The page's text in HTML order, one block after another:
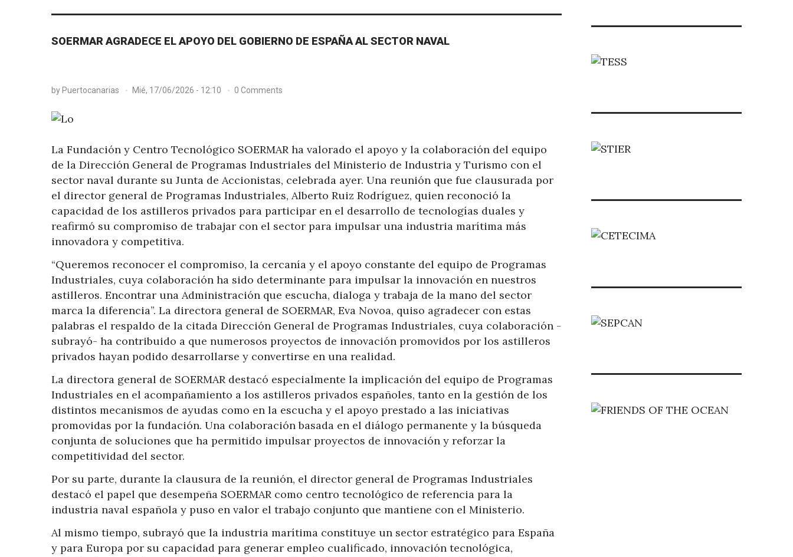
SOERMAR AGRADECE EL APOYO DEL GOBIERNO DE ESPAÑA AL SECTOR NAVAL
by Puertocanarias Mié, 17/06/2026 - 12:10 0 Comments
La Fundación y Centro Tecnológico SOERMAR ha valorado el apoyo y la colaboración del equipo
de la Dirección General de Programas Industriales del Ministerio de Industria y Turismo con el
sector naval durante su Junta de Accionistas, celebrada ayer. Una reunión que fue clausurada por
el director general de Programas Industriales, Alberto Ruiz Rodríguez, quien reconoció la
capacidad de los astilleros privados para participar en el desarrollo de tecnologías duales y
reafirmó su compromiso de trabajar con el sector para impulsar una industria marítima más
innovadora y competitiva.
“Queremos reconocer el compromiso, la cercanía y el apoyo constante del equipo de Programas
Industriales, cuya colaboración ha sido determinante para impulsar la innovación en nuestros
astilleros. Encontrar una Administración que escucha, dialoga y trabaja de la mano del sector
marca la diferencia”. La directora general de SOERMAR, Eva Novoa, quiso agradecer con estas
palabras el respaldo de la citada Dirección General de Programas Industriales, cuya colaboración -
subrayó- ha contribuido a que numerosos proyectos de innovación promovidos por los astilleros
privados hayan podido desarrollarse y convertirse en una realidad.
La directora general de SOERMAR destacó especialmente la implicación del equipo de Programas
Industriales en el acompañamiento a los astilleros privados españoles, tanto en la gestión de los
distintos mecanismos de ayudas como en la escucha y el apoyo prestado a las iniciativas
promovidas por la fundación. Una colaboración basada en el diálogo permanente y la búsqueda
conjunta de soluciones que ha permitido impulsar proyectos de innovación y reforzar la
competitividad del sector.
Por su parte, durante la clausura de la reunión, el director general de Programas Industriales
destacó el papel que desempeña SOERMAR como centro tecnológico de referencia para la
industria naval española y puso en valor el trabajo conjunto que mantiene con el Ministerio.
Al mismo tiempo, subrayó que la industria marítima constituye un sector estratégico para España
y para Europa por su capacidad para generar empleo cualificado, innovación tecnológica,